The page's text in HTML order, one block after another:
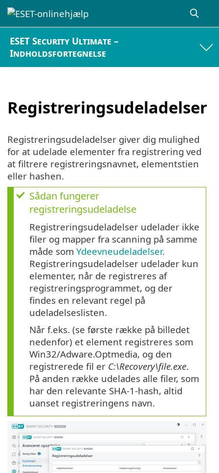
ESET Security Ultimate –
Indholdsfortegnelse
Registreringsudeladelser
Registreringsudeladelser giver dig mulighed
for at udelade elementer fra registrering ved
at filtrere registreringsnavnet, elementstien
eller hashen.
Sådan fungerer
registreringsudeladelse
Registreringsudeladelser udelader ikke
filer og mapper fra scanning på samme
måde som Ydeevneudeladelser.
Registreringsudeladelser udelader kun
elementer, når de registreres af
registreringsprogrammet, og der
findes en relevant regel på
udeladelseslisten.
Når f.eks. (se første række på billedet
nedenfor) et element registreres som
Win32/Adware.Optmedia, og den
registrerede fil er C:\Recovery\file.exe.
På anden række udelades alle filer, som
har den relevante SHA-1-hash, altid
uanset registreringens navn.